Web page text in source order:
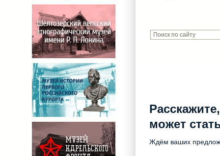
может
Ждём ваших